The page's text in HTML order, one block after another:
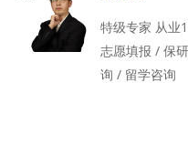
特级专家 从业
志愿填报 / 保
询 / 留学咨询